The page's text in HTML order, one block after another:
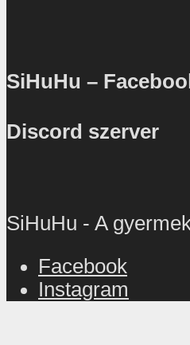
SiHuHu –
Discord szerver
SiHuHu - A
Facebook
Instagram